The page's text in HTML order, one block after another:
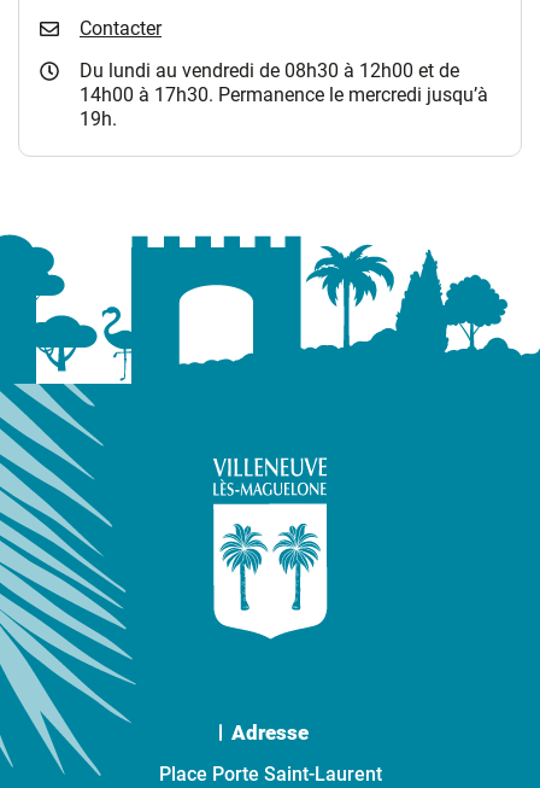
Contacter
Du lundi au vendredi de 08h30 à 12h00 et de
14h00 à 17h30. Permanence le mercredi jusqu’à
19h.
Adresse
Place Porte Saint-Laurent